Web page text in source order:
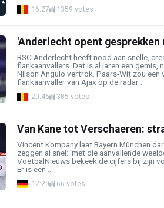
16:27 1359 votes
'Anderlecht opent gesprekken
RSC Anderlecht heeft nood aan snelle,
flankaanvallers. Dat is al jaren een gemis,
Nilson Angulo vertrok. Paars-Wit zou een
flankaanvaller van Ajax op de radar ...
20:46 385 votes
Van Kane tot Verschaeren:
Vincent Kompany laat Bayern München
zeggen al snel: 'met die aanvallende
VoetbalNieuws bekeek de cijfers bij zijn
Er is een ...
12:20 66 votes